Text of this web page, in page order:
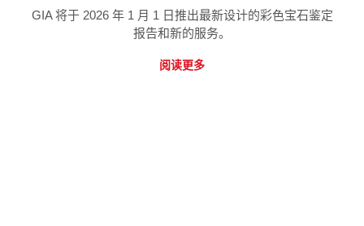
GIA 将于 2026 年 1 月 1 日推出最新设计的彩色宝石鉴定
报告和新的服务。
阅读更多